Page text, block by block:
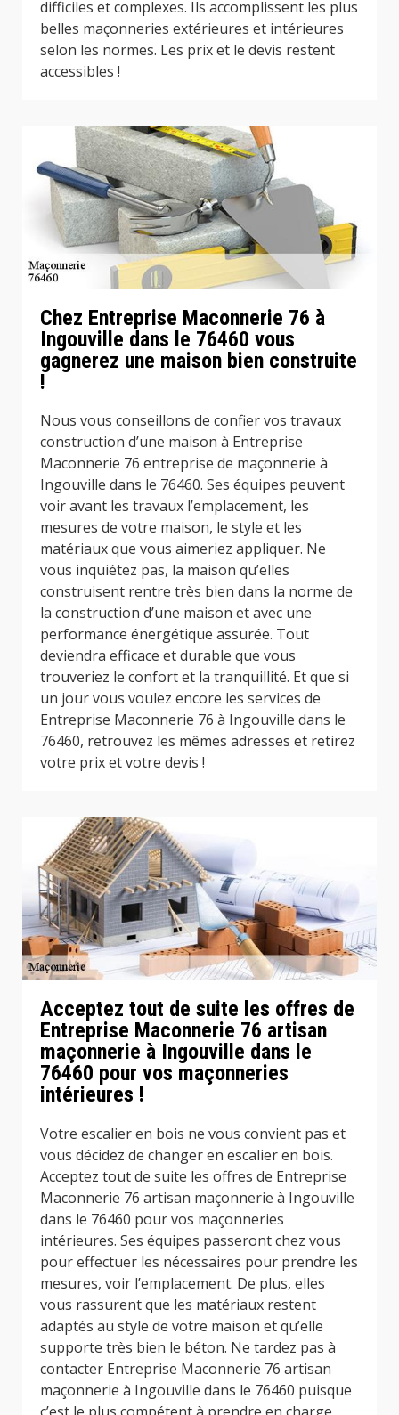
difficiles et complexes. Ils accomplissent les plus
belles maçonneries extérieures et intérieures
selon les normes. Les prix et le devis restent
accessibles !
Chez Entreprise Maconnerie 76 à
Ingouville dans le 76460 vous
gagnerez une maison bien construite
!
Nous vous conseillons de confier vos travaux
construction d’une maison à Entreprise
Maconnerie 76 entreprise de maçonnerie à
Ingouville dans le 76460. Ses équipes peuvent
voir avant les travaux l’emplacement, les
mesures de votre maison, le style et les
matériaux que vous aimeriez appliquer. Ne
vous inquiétez pas, la maison qu’elles
construisent rentre très bien dans la norme de
la construction d’une maison et avec une
performance énergétique assurée. Tout
deviendra efficace et durable que vous
trouveriez le confort et la tranquillité. Et que si
un jour vous voulez encore les services de
Entreprise Maconnerie 76 à Ingouville dans le
76460, retrouvez les mêmes adresses et retirez
votre prix et votre devis !
Acceptez tout de suite les offres de
Entreprise Maconnerie 76 artisan
maçonnerie à Ingouville dans le
76460 pour vos maçonneries
intérieures !
Votre escalier en bois ne vous convient pas et
vous décidez de changer en escalier en bois.
Acceptez tout de suite les offres de Entreprise
Maconnerie 76 artisan maçonnerie à Ingouville
dans le 76460 pour vos maçonneries
intérieures. Ses équipes passeront chez vous
pour effectuer les nécessaires pour prendre les
mesures, voir l’emplacement. De plus, elles
vous rassurent que les matériaux restent
adaptés au style de votre maison et qu’elle
supporte très bien le béton. Ne tardez pas à
contacter Entreprise Maconnerie 76 artisan
maçonnerie à Ingouville dans le 76460 puisque